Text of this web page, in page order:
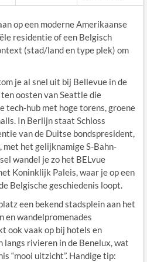
op een moderne Amerikaanse
residentie of een Belgisch
(stad/land en type plek) om
je al snel uit bij Bellevue in de
oosten van Seattle die
tech-hub met hoge torens, groene
In Berlijn staat Schloss
van de Duitse bondspresident,
met het gelijknamige S-Bahn-
wandel je zo het BELvue
Koninklijk Paleis, waar je op een
Belgische geschiedenis loopt.
een bekend stadsplein aan het
en wandelpromenades
ook vaak op bij hotels en
langs rivieren in de Benelux, wat
“mooi uitzicht”. Handige tip: